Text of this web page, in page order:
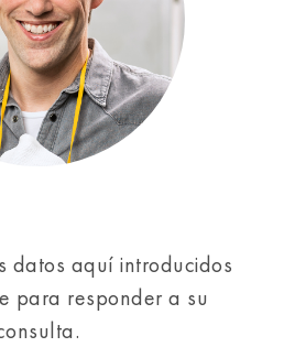
datos aquí introducidos
para responder a su